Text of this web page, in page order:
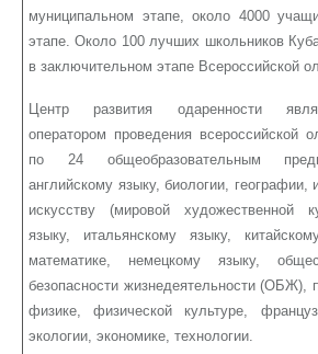
муниципальном этапе, около 4000
этапе. Около 100 лучших школьников
в заключительном этапе Всероссийской
Центр развития одаренности
оператором проведения всероссийской
по 24 общеобразовательным
английскому языку, биологии, географии,
искусству (мировой художественной
языку, итальянскому языку,
математике, немецкому языку,
безопасности жизнедеятельности (ОБЖ),
физике, физической культуре,
экологии, экономике, технологии.